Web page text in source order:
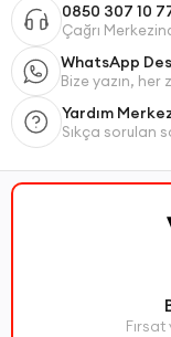
0850 307 10
Çağrı
WhatsApp
Bize yazın, her
Yardım
Sıkça sorulan